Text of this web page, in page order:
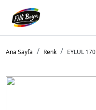
Ana Sayfa Renk EYLÜL 170